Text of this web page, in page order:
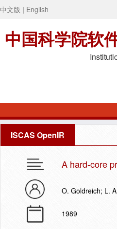
中文版 | English
中国科学院软
ISCAS OpenIR
A hard-core
O. Goldreich; L.
1989